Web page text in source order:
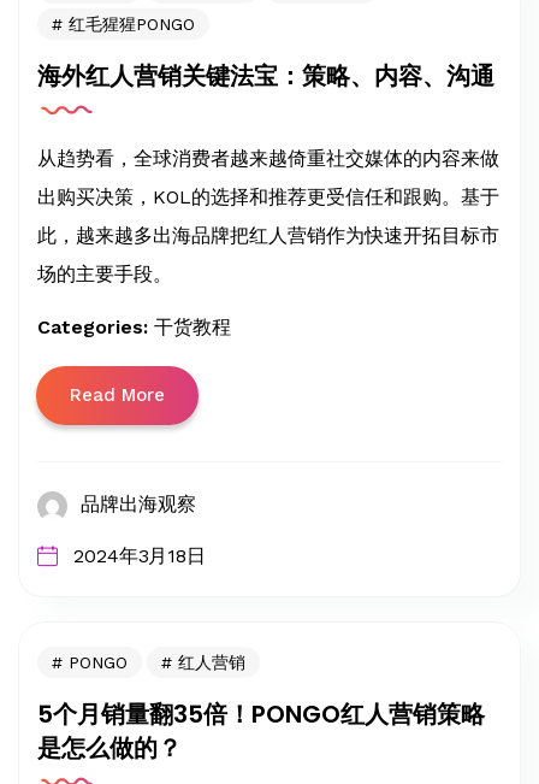
红毛猩猩PONGO
海外红人营销关键法宝：策略、内容、沟通
从趋势看，全球消费者越来越倚重社交媒体的内容来做
出购买决策，KOL的选择和推荐更受信任和跟购。基于
此，越来越多出海品牌把红人营销作为快速开拓目标市
场的主要手段。
Categories: 干货教程
Read More
品牌出海观察
2024年3月18日
PONGO 红人营销
5个月销量翻35倍！PONGO红人营销策略
是怎么做的？